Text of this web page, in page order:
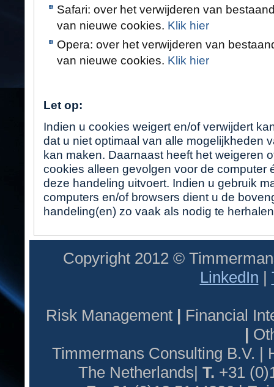
Safari: over het verwijderen van
van nieuwe cookies. Klik hier
Opera: over het verwijderen van
van nieuwe cookies. Klik hier
Let op:
Indien u cookies weigert en/of verwijdert
dat u niet optimaal van alle mogelijkheden
kan maken. Daarnaast heeft het weigeren
cookies alleen gevolgen voor de computer
deze handeling uitvoert. Indien u gebruik
computers en/of browsers dient u de
handeling(en) zo vaak als nodig te
Copyright 2012 ©
LinkedIn |
Risk Management | Financial
|
Timmermans Consulting B.V. |
The Netherlands| T. +31